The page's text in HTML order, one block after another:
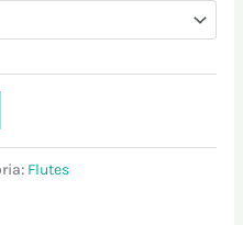
Flutes